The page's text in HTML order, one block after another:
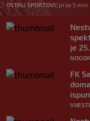
OSTALI SPORTOVI| prije 5 min.
je
FK
VIJESTI